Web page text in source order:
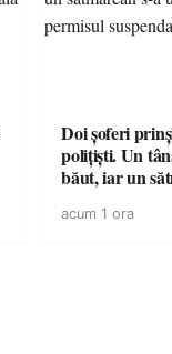
Doi șoferi
polițiști. Un
băut, iar un
acum 1 ora